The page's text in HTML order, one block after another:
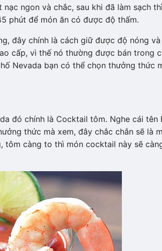
ngon và chắc, sau khi đã làm sạch
phút để món ăn có được độ thấm.
đây chính là cách giữ được độ nóng và
cấp, vì thế nó thường được bán trong
Nevada bạn có thể chọn thưởng thức
đó chính là Cocktail tôm. Nghe cái tên
thức mà xem, đây chắc chắn sẽ là
tôm càng to thì món cocktail này sẽ